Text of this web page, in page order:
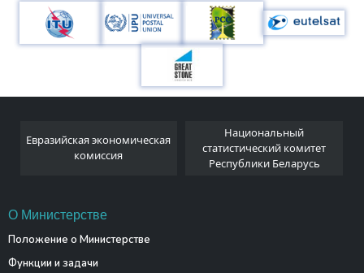
Евразийская экономическая
комиссия
Национальный
статистический комитет
Республики Беларусь
О Министерстве
Положение о Министерстве
Функции и задачи